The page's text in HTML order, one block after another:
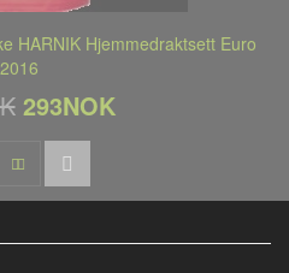
HARNIK Hjemmedraktsett Euro
2016
293NOK